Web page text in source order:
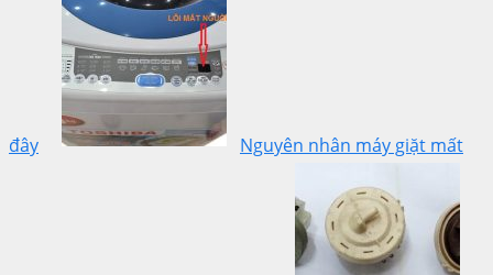
đây Nguyên nhân máy giặt mất